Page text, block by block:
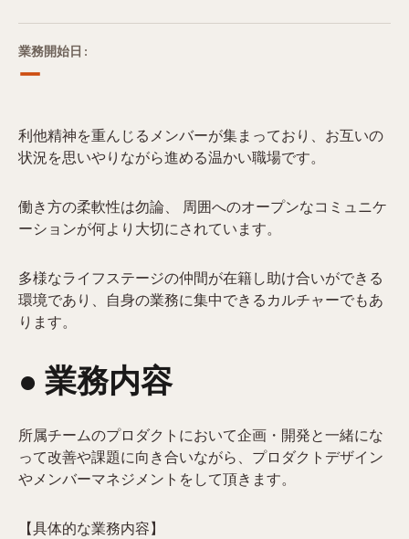
業務開始日:
ー
利他精神を重んじるメンバーが集まっており、お互いの
状況を思いやりながら進める温かい職場です。
働き方の柔軟性は勿論、 周囲へのオープンなコミュニケ
ーションが何より大切にされています。
多様なライフステージの仲間が在籍し助け合いができる
環境であり、自身の業務に集中できるカルチャーでもあ
ります。
● 業務内容​
所属チームのプロダクトにおいて企画・開発と一緒にな
って改善や課題に向き合いながら、プロダクトデザイン
やメンバーマネジメントをして頂きます。
【具体的な業務内容】